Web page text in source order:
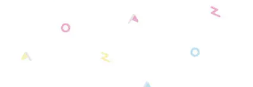
サンリオキャラクターズコラボモデル（全3
ディズニーコレクションモデル（全4種）
ホワイト系